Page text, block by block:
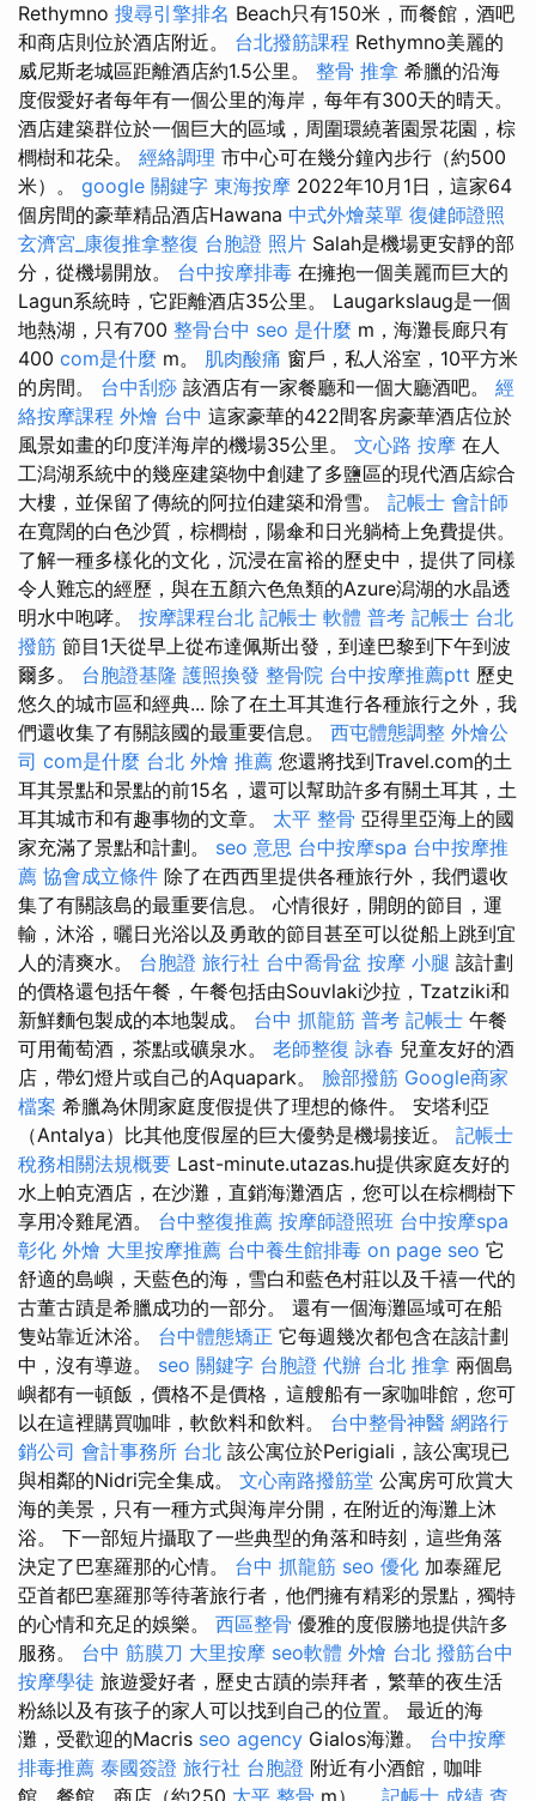
Rethymno 搜尋引擎排名 Beach只有150米，而餐館，酒吧
和商店則位於酒店附近。 台北撥筋課程 Rethymno美麗的
威尼斯老城區距離酒店約1.5公里。 整骨 推拿 希臘的沿海
度假愛好者每年有一個公里的海岸，每年有300天的晴天。
酒店建築群位於一個巨大的區域，周圍環繞著園景花園，棕
櫚樹和花朵。 經絡調理 市中心可在幾分鐘內步行（約500
米）。 google 關鍵字 東海按摩 2022年10月1日，這家64
個房間的豪華精品酒店Hawana 中式外燴菜單 復健師證照
玄濟宮_康復推拿整復 台胞證 照片 Salah是機場更安靜的部
分，從機場開放。 台中按摩排毒 在擁抱一個美麗而巨大的
Lagun系統時，它距離酒店35公里。 Laugarkslaug是一個
地熱湖，只有700 整骨台中 seo 是什麼 m，海灘長廊只有
400 com是什麼 m。 肌肉酸痛 窗戶，私人浴室，10平方米
的房間。 台中刮痧 該酒店有一家餐廳和一個大廳酒吧。 經
絡按摩課程 外燴 台中 這家豪華的422間客房豪華酒店位於
風景如畫的印度洋海岸的機場35公里。 文心路 按摩 在人
工潟湖系統中的幾座建築物中創建了多鹽區的現代酒店綜合
大樓，並保留了傳統的阿拉伯建築和滑雪。 記帳士 會計師
在寬闊的白色沙質，棕櫚樹，陽傘和日光躺椅上免費提供。
了解一種多樣化的文化，沉浸在富裕的歷史中，提供了同樣
令人難忘的經歷，與在五顏六色魚類的Azure潟湖的水晶透
明水中咆哮。 按摩課程台北 記帳士 軟體 普考 記帳士 台北
撥筋 節目1天從早上從布達佩斯出發，到達巴黎到下午到波
爾多。 台胞證基隆 護照換發 整骨院 台中按摩推薦ptt 歷史
悠久的城市區和經典... 除了在土耳其進行各種旅行之外，我
們還收集了有關該國的最重要信息。 西屯體態調整 外燴公
司 com是什麼 台北 外燴 推薦 您還將找到Travel.com的土
耳其景點和景點的前15名，還可以幫助許多有關土耳其，土
耳其城市和有趣事物的文章。 太平 整骨 亞得里亞海上的國
家充滿了景點和計劃。 seo 意思 台中按摩spa 台中按摩推
薦 協會成立條件 除了在西西里提供各種旅行外，我們還收
集了有關該島的最重要信息。 心情很好，開朗的節目，運
輸，沐浴，曬日光浴以及勇敢的節目甚至可以從船上跳到宜
人的清爽水。 台胞證 旅行社 台中喬骨盆 按摩 小腿 該計劃
的價格還包括午餐，午餐包括由Souvlaki沙拉，Tzatziki和
新鮮麵包製成的本地製成。 台中 抓龍筋 普考 記帳士 午餐
可用葡萄酒，茶點或礦泉水。 老師整復 詠春 兒童友好的酒
店，帶幻燈片或自己的Aquapark。 臉部撥筋 Google商家
檔案 希臘為休閒家庭度假提供了理想的條件。 安塔利亞
（Antalya）比其他度假屋的巨大優勢是機場接近。 記帳士
稅務相關法規概要 Last-minute.utazas.hu提供家庭友好的
水上帕克酒店，在沙灘，直銷海灘酒店，您可以在棕櫚樹下
享用冷雞尾酒。 台中整復推薦 按摩師證照班 台中按摩spa
彰化 外燴 大里按摩推薦 台中養生館排毒 on page seo 它
舒適的島嶼，天藍色的海，雪白和藍色村莊以及千禧一代的
古董古蹟是希臘成功的一部分。 還有一個海灘區域可在船
隻站靠近沐浴。 台中體態矯正 它每週幾次都包含在該計劃
中，沒有導遊。 seo 關鍵字 台胞證 代辦 台北 推拿 兩個島
嶼都有一頓飯，價格不是價格，這艘船有一家咖啡館，您可
以在這裡購買咖啡，軟飲料和飲料。 台中整骨神醫 網路行
銷公司 會計事務所 台北 該公寓位於Perigiali，該公寓現已
與相鄰的Nidri完全集成。 文心南路撥筋堂 公寓房可欣賞大
海的美景，只​​有一種方式與海岸分開，在附近的海灘上沐
浴。 下一部短片攝取了一些典型的角落和時刻，這些角落
決定了巴塞羅那的心情。 台中 抓龍筋 seo 優化 加泰羅尼
亞首都巴塞羅那等待著旅行者，他們擁有精彩的景點，獨特
的心情和充足的娛樂。 西區整骨 優雅的度假勝地提供許多
服務。 台中 筋膜刀 大里按摩 seo軟體 外燴 台北 撥筋台中
按摩學徒 旅遊愛好者，歷史古蹟的崇拜者，繁華的夜生活
粉絲以及有孩子的家人可以找到自己的位置。 最近的海
灘，受歡迎的Macris seo agency Gialos海灘。 台中按摩
排毒推薦 泰國簽證 旅行社 台胞證 附近有小酒館，咖啡
館，餐館，商店（約250 太平 整骨 m）。 記帳士 成績 查